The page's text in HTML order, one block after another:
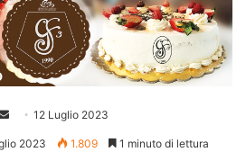
Invia 12 Luglio 2023
2023 1.809 1 minuto di lettura